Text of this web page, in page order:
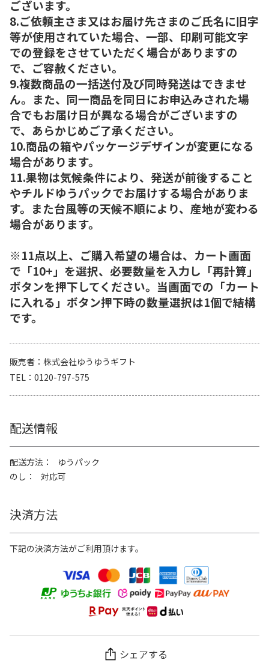
ございます。
8.ご依頼主さま又はお届け先さまのご氏名に旧字
等が使用されていた場合、一部、印刷可能文字
での登録をさせていただく場合がありますの
で、ご容赦ください。
9.複数商品の一括送付及び同時発送はできませ
ん。また、同一商品を同日にお申込みされた場
合でもお届け日が異なる場合がございますの
で、あらかじめご了承ください。
10.商品の箱やパッケージデザインが変更になる
場合があります。
11.果物は気候条件により、発送が前後すること
やチルドゆうパックでお届けする場合がありま
す。また台風等の天候不順により、産地が変わる
場合があります。
※11点以上、ご購入希望の場合は、カート画面
で「10+」を選択、必要数量を入力し「再計算」
ボタンを押下してください。当画面での「カート
に入れる」ボタン押下時の数量選択は1個で結構
です。
販売者
株式会社ゆうゆうギフト
TEL
0120-797-575
配送情報
配送方法
ゆうパック
のし
対応可
決済方法
下記の決済方法がご利用頂けます。
シェアする